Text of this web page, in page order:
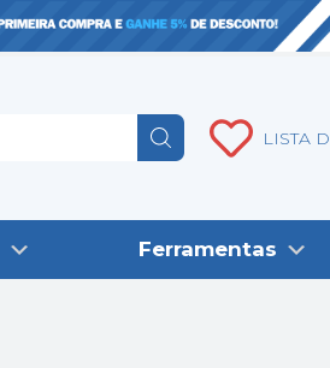
LISTA
Ferramentas